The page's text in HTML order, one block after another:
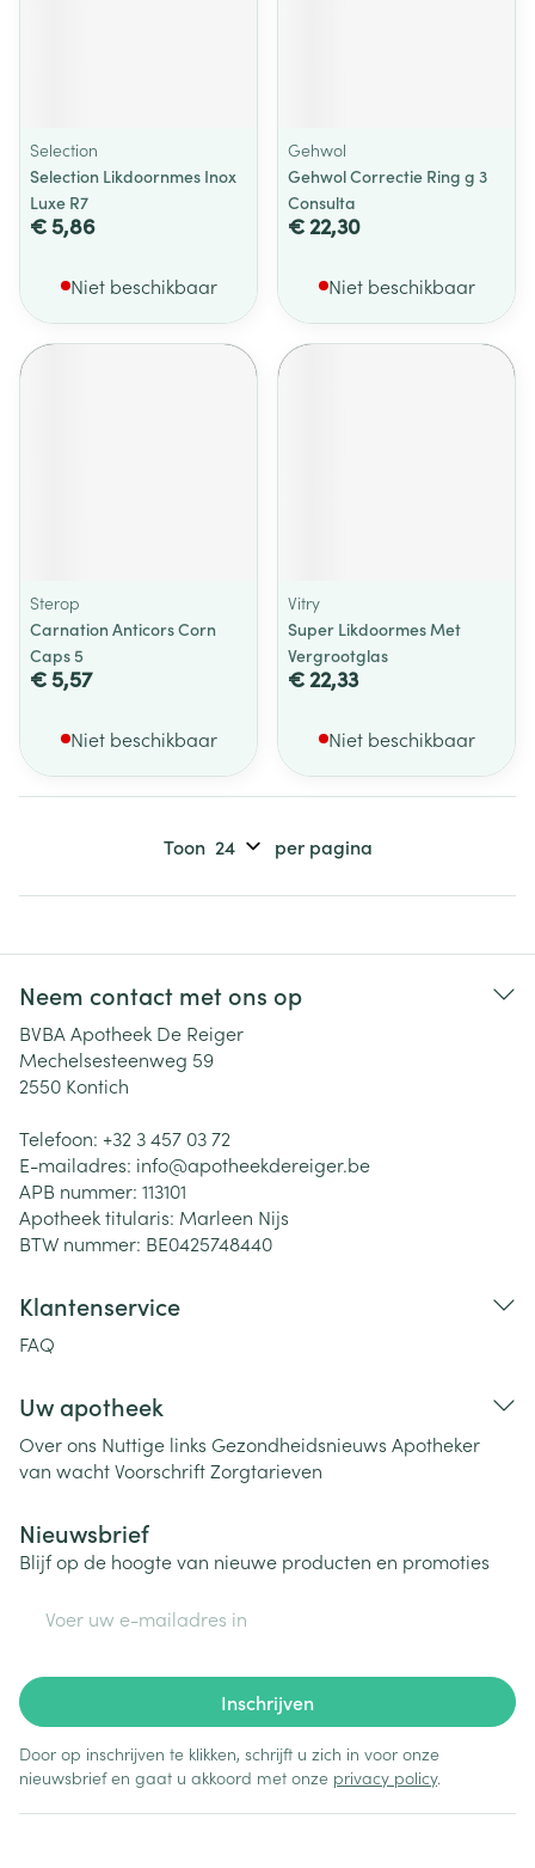
Selection
Selection Likdoornmes Inox
Luxe R7
€ 5,86
Niet beschikbaar
Gehwol
Gehwol Correctie Ring g 3
Consulta
€ 22,30
Niet beschikbaar
Sterop
Carnation Anticors Corn
Caps 5
€ 5,57
Niet beschikbaar
Vitry
Super Likdoormes Met
Vergrootglas
€ 22,33
Niet beschikbaar
Toon per pagina
Neem contact met ons op
BVBA Apotheek De Reiger
Mechelsesteenweg 59
2550 Kontich
Telefoon: +32 3 457 03 72
E-mailadres: info@apotheekdereiger.be
APB nummer: 113101
Apotheek titularis: Marleen Nijs
BTW nummer: BE0425748440
Klantenservice
FAQ
Uw apotheek
Over ons Nuttige links Gezondheidsnieuws Apotheker
van wachtVoorschriftZorgtarieven
Nieuwsbrief
Blijf op de hoogte van nieuwe producten en promoties
Inschrijven
Door op inschrijven te klikken, schrijft u zich in voor onze
nieuwsbrief en gaat u akkoord met onze privacy policy.